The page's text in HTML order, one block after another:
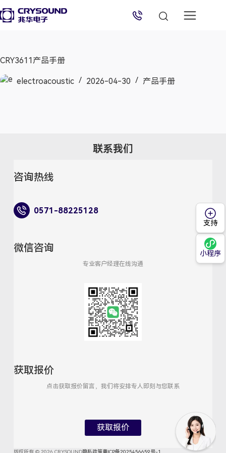
CRY3611产品手册
electroacoustic 2026-04-30 产品手册
联系我们
咨询热线
0571-88225128
微信咨询
专业客户经理在线沟通
获取报价
点击获取报价留言，我们将安排专人即刻与您联系
获取报价
版权所有 © 2026 CRYSOUND隐私政策粤ICP备2025456659号-1
支持
小程序